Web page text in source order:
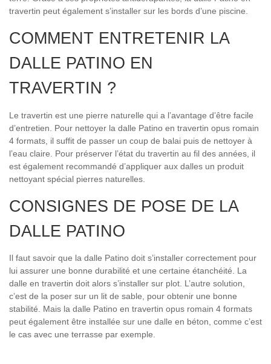
travertin peut également s’installer sur les bords d’une piscine.
COMMENT ENTRETENIR LA
DALLE PATINO EN
TRAVERTIN ?
Le travertin est une pierre naturelle qui a l’avantage d’être facile
d’entretien. Pour nettoyer la dalle Patino en travertin opus romain
4 formats, il suffit de passer un coup de balai puis de nettoyer à
l’eau claire. Pour préserver l’état du travertin au fil des années, il
est également recommandé d’appliquer aux dalles un produit
nettoyant spécial pierres naturelles.
CONSIGNES DE POSE DE LA
DALLE PATINO
Il faut savoir que la dalle Patino doit s’installer correctement pour
lui assurer une bonne durabilité et une certaine étanchéité. La
dalle en travertin doit alors s’installer sur plot. L’autre solution,
c’est de la poser sur un lit de sable, pour obtenir une bonne
stabilité. Mais la dalle Patino en travertin opus romain 4 formats
peut également être installée sur une dalle en béton, comme c’est
le cas avec une terrasse par exemple.